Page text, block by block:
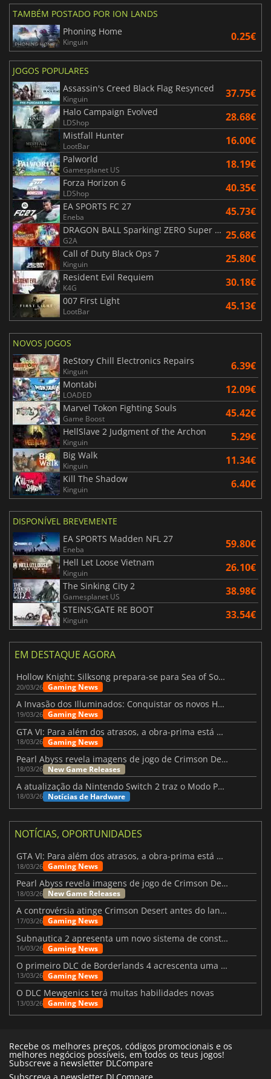
TAMBÉM POSTADO POR ION LANDS
Phoning Home
Kinguin 0.25€
JOGOS POPULARES
Assassin's Creed Black Flag Resynced
Kinguin 37.75€
Halo Campaign Evolved
LDShop 28.68€
Mistfall Hunter
LootBar 16.00€
Palworld
Gamesplanet US 18.19€
Forza Horizon 6
LDShop 40.35€
EA SPORTS FC 27
Eneba 45.73€
DRAGON BALL Sparking! ZERO Super Limit Breaking NEO
G2A 25.68€
Call of Duty Black Ops 7
Kinguin 25.80€
Resident Evil Requiem
K4G 30.18€
007 First Light
LootBar 45.13€
NOVOS JOGOS
ReStory Chill Electronics Repairs
Kinguin 6.39€
Montabi
LOADED 12.09€
Marvel Tokon Fighting Souls
Game Boost 45.42€
HellSlave 2 Judgment of the Archon
Kinguin 5.29€
Big Walk
Kinguin 11.34€
Kill The Shadow
Kinguin 6.40€
DISPONÍVEL BREVEMENTE
EA SPORTS Madden NFL 27
Eneba 59.80€
Hell Let Loose Vietnam
Kinguin 26.10€
The Sinking City 2
Gamesplanet US 38.98€
STEINS;GATE RE BOOT
Kinguin 33.54€
EM DESTAQUE AGORA
Hollow Knight: Silksong prepara-se para Sea of Sorrow com um patch
20/03/26 Gaming News
A Invasão dos Illuminados: Conquistar os novos Helldivers 2 Atualização!
19/03/26 Gaming News
GTA VI: Para além dos atrasos, a obra-prima está quase a chegar
18/03/26 Gaming News
Pearl Abyss revela imagens de jogo de Crimson Desert para a PS5
18/03/26 New Game Releases
A atualização da Nintendo Switch 2 traz o Modo Portátil aos jogos mais antigos da Switch
18/03/26 Notícias de Hardware
NOTÍCIAS, OPORTUNIDADES
GTA VI: Para além dos atrasos, a obra-prima está quase a chegar
18/03/26 Gaming News
Pearl Abyss revela imagens de jogo de Crimson Desert para a PS5
18/03/26 New Game Releases
A controvérsia atinge Crimson Desert antes do lançamento
17/03/26 Gaming News
Subnautica 2 apresenta um novo sistema de construção de bases
16/03/26 Gaming News
O primeiro DLC de Borderlands 4 acrescenta uma nova personagem e muito mais
13/03/26 Gaming News
O DLC Mewgenics terá muitas habilidades novas
13/03/26 Gaming News
Recebe os melhores preços, códigos promocionais e os
melhores negócios possíveis, em todos os teus jogos!
Subscreve a newsletter DLCompare